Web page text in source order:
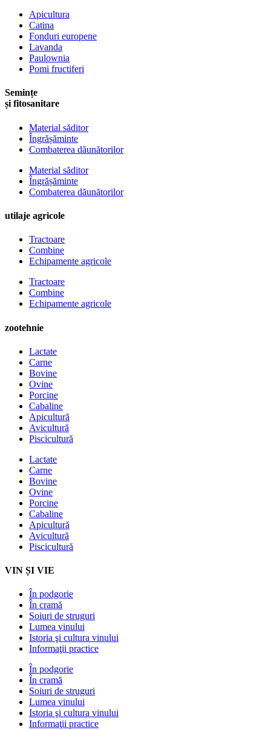
Apicultura
Catina
Fonduri europene
Lavanda
Paulownia
Pomi fructiferi
Semințe
și fitosanitare
Material săditor
Îngrășăminte
Combaterea dăunătorilor
Material săditor
Îngrășăminte
Combaterea dăunătorilor
utilaje agricole
Tractoare
Combine
Echipamente agricole
Tractoare
Combine
Echipamente agricole
zootehnie
Lactate
Carne
Bovine
Ovine
Porcine
Cabaline
Apicultură
Avicultură
Piscicultură
Lactate
Carne
Bovine
Ovine
Porcine
Cabaline
Apicultură
Avicultură
Piscicultură
VIN ȘI VIE
În podgorie
În cramă
Soiuri de struguri
Lumea vinului
Istoria şi cultura vinului
Informaţii practice
În podgorie
În cramă
Soiuri de struguri
Lumea vinului
Istoria şi cultura vinului
Informaţii practice